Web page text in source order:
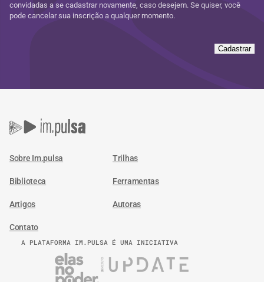
convidadas a se cadastrar novamente, caso desejem. Se quiser, você
pode cancelar sua inscrição a qualquer momento.
Cadastrar
Sobre Im.pulsa Trilhas
Biblioteca Ferramentas
Artigos Autoras
Contato
A PLATAFORMA IM.PULSA É UMA INICIATIVA